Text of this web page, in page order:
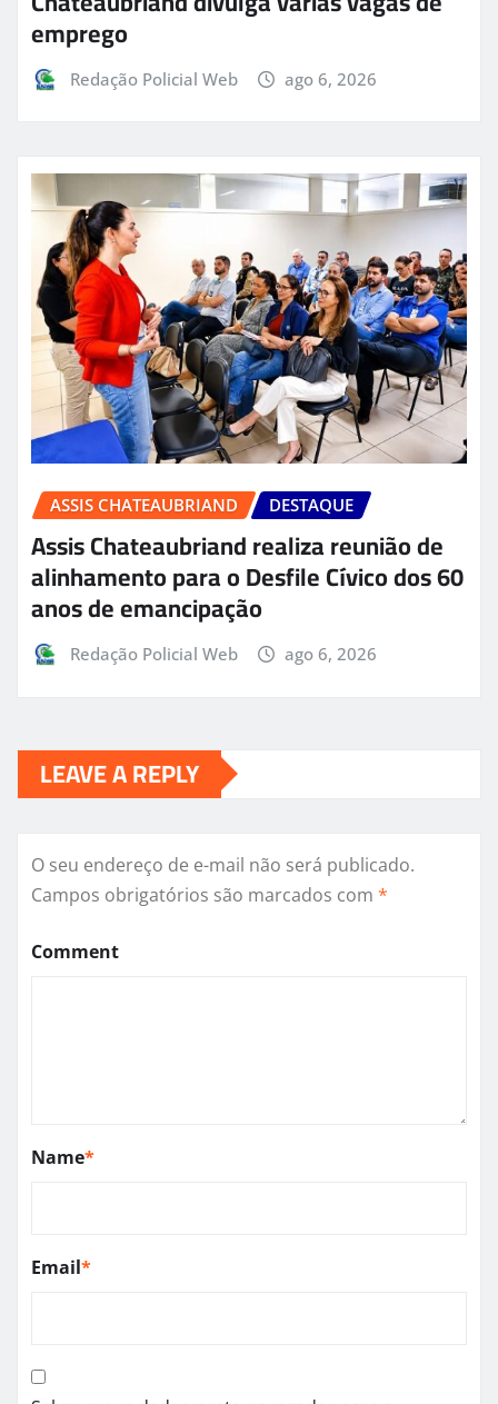
emprego
Redação Policial Web ago 6, 2026
ASSIS CHATEAUBRIAND DESTAQUE
Assis Chateaubriand realiza reunião de
alinhamento para o Desfile Cívico dos 60
anos de emancipação
Redação Policial Web ago 6, 2026
LEAVE A REPLY
O seu endereço de e-mail não será publicado.
Campos obrigatórios são marcados com *
Comment
Name*
Email*